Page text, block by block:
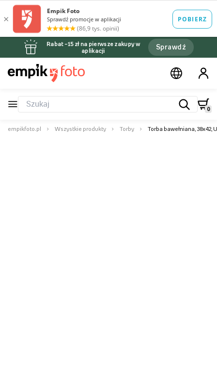
Rabat –15 zł na pierwsze zakupy w
aplikacji
Sprawdź
0
empikfoto.pl Wszystkie produkty Torby Torba bawełniana, 38x42,